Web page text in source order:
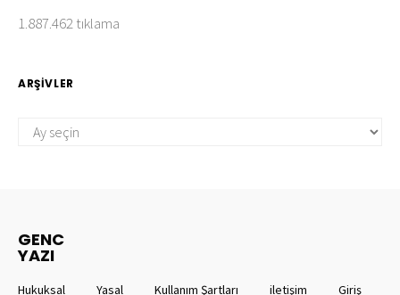
1.887.462 tıklama
ARŞIVLER
GENC
YAZI
Hukuksal Yasal Kullanım Şartları iletişim Giriş